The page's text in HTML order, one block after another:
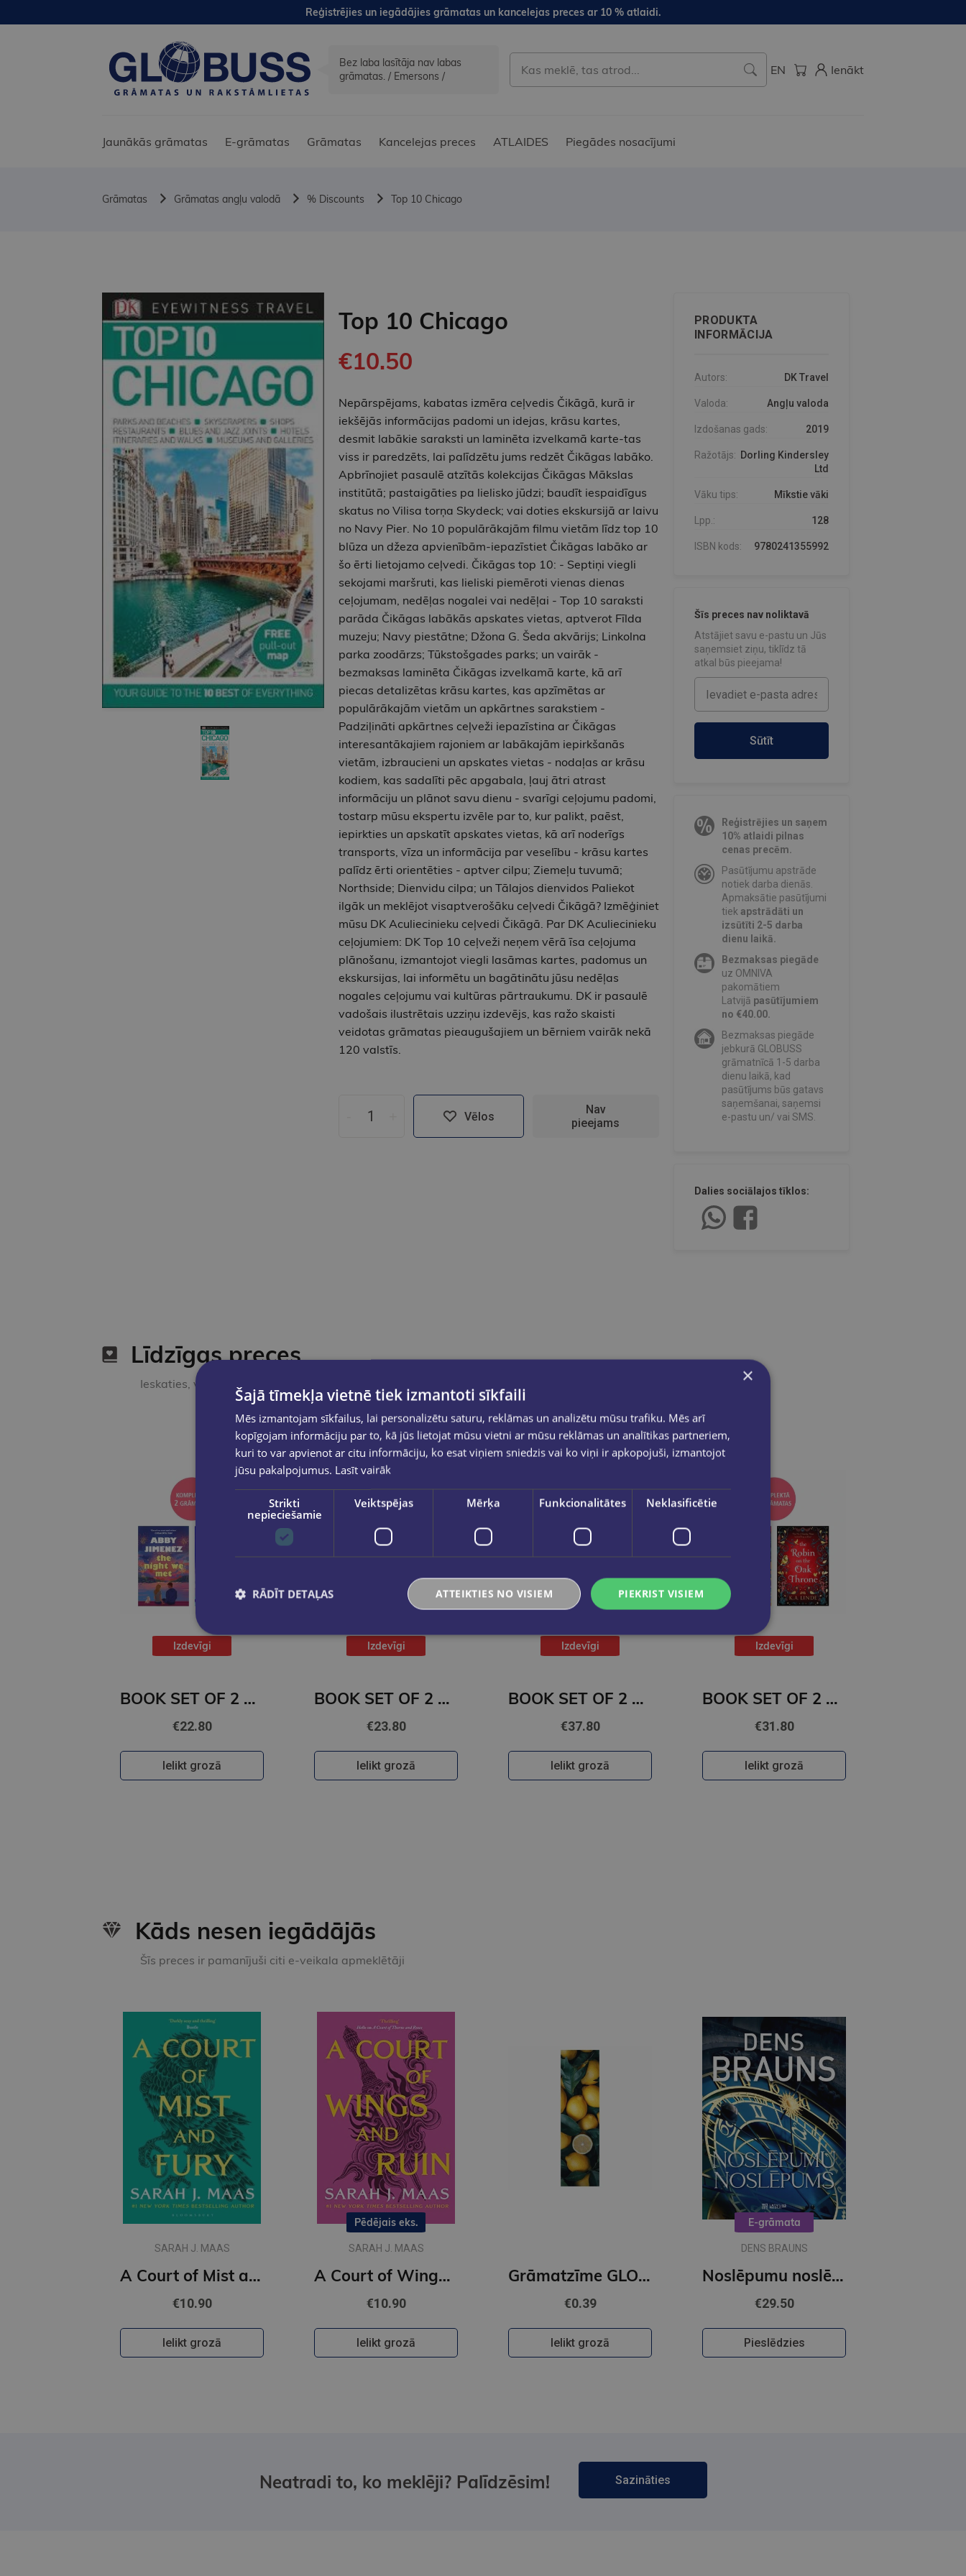
Reģistrējies un iegādājies grāmatas un kancelejas preces ar 10 % atlaidi.
Bez laba lasītāja nav labas
grāmatas. / Emersons /
EN Ienākt
Jaunākās grāmatas E-grāmatas Grāmatas Kancelejas preces ATLAIDES Piegādes nosacījumi
Grāmatas Grāmatas angļu valodā % Discounts Top 10 Chicago
Top 10 Chicago
€10.50
Nepārspējams, kabatas izmēra ceļvedis Čikāgā, kurā ir
iekšējās informācijas padomi un idejas, krāsu kartes,
desmit labākie saraksti un laminēta izvelkamā karte-tas
viss ir paredzēts, lai palīdzētu jums redzēt Čikāgas labāko.
Apbrīnojiet pasaulē atzītās kolekcijas Čikāgas Mākslas
institūtā; pastaigāties pa lielisko jūdzi; baudīt iespaidīgus
skatus no Vilisa torņa Skydeck; vai doties ekskursijā ar laivu
no Navy Pier. No 10 populārākajām filmu vietām līdz top 10
blūza un džeza apvienībām-iepazīstiet Čikāgas labāko ar
šo ērti lietojamo ceļvedi. Čikāgas top 10: - Septiņi viegli
sekojami maršruti, kas lieliski piemēroti vienas dienas
ceļojumam, nedēļas nogalei vai nedēļai - Top 10 saraksti
parāda Čikāgas labākās apskates vietas, aptverot Fīlda
muzeju; Navy piestātne; Džona G. Šeda akvārijs; Linkolna
parka zoodārzs; Tūkstošgades parks; un vairāk -
bezmaksas laminēta Čikāgas izvelkamā karte, kā arī
piecas detalizētas krāsu kartes, kas apzīmētas ar
populārākajām vietām un apkārtnes sarakstiem -
Padziļināti apkārtnes ceļveži iepazīstina ar Čikāgas
interesantākajiem rajoniem ar labākajām iepirkšanās
vietām, izbraucieni un apskates vietas - nodaļas ar krāsu
kodiem, kas sadalīti pēc apgabala, ļauj ātri atrast
informāciju un plānot savu dienu - svarīgi ceļojumu padomi,
tostarp mūsu ekspertu izvēle par to, kur palikt, paēst,
iepirkties un apskatīt apskates vietas, kā arī noderīgs
transports, vīza un informācija par veselību - krāsu kartes
palīdz ērti orientēties - aptver cilpu; Ziemeļu tuvumā;
Northside; Dienvidu cilpa; un Tālajos dienvidos Paliekot
ilgāk un meklējot visaptverošāku ceļvedi Čikāgā? Izmēģiniet
mūsu DK Aculiecinieku ceļvedi Čikāgā. Par DK Aculiecinieku
ceļojumiem: DK Top 10 ceļveži neņem vērā īsa ceļojuma
plānošanu, izmantojot viegli lasāmas kartes, padomus un
ekskursijas, lai informētu un bagātinātu jūsu nedēļas
nogales ceļojumu vai kultūras pārtraukumu. DK ir pasaulē
vadošais ilustrētais uzziņu izdevējs, kas ražo skaisti
veidotas grāmatas pieaugušajiem un bērniem vairāk nekā
120 valstīs.
Vēlos
Nav
pieejams
PRODUKTA
INFORMĀCIJA
Autors: DK Travel
Valoda: Angļu valoda
Izdošanas gads: 2019
Ražotājs: Dorling Kindersley
Ltd
Vāku tips: Mīkstie vāki
Lpp.: 128
ISBN kods: 9780241355992
Šīs preces nav noliktavā
Atstājiet savu e-pastu un Jūs
saņemsiet ziņu, tiklīdz tā
atkal būs pieejama!
Sūtīt
Reģistrējies un saņem
10% atlaidi pilnas
cenas precēm.
Pasūtījumu apstrāde
notiek darba dienās.
Apmaksātie pasūtījumi
tiekapstrādāti un
izsūtīti 2-5 darba
dienu laikā.
Bezmaksas piegāde
uz OMNIVA
pakomātiem
Latvijā pasūtījumiem
no €40.00.
Bezmaksas piegāde
jebkurā GLOBUSS
grāmatnīcā 1-5 darba
dienu laikā, kad
pasūtījums būs gatavs
saņemšanai, saņemsi
e-pastu un/ vai SMS.
Dalies sociālajos tīklos:
Līdzīgas preces
Ieskaties, varbūt noder
Izdevīgi
BOOK SET OF 2 Titles: The Night We Met + Two Can Play
€22.80
Ielikt grozā
Izdevīgi
BOOK SET OF 2 Titles: It Ends With Us + It Starts with Us
€23.80
Ielikt grozā
Izdevīgi
BOOK SET OF 2 Titles: Alchemy of Secrets + Wild Reverence
€37.80
Ielikt grozā
Izdevīgi
BOOK SET OF 2 Titles: Among the Burning Flowers + The Robin on the Oak Throne
€31.80
Ielikt grozā
Kāds nesen iegādājās
Šīs preces ir pamanījuši citi e-veikala apmeklētāji
SARAH J. MAAS
A Court of Mist and Fury : 2
€10.90
Ielikt grozā
Pēdējais eks.
SARAH J. MAAS
A Court of Wings and Ruin : 3
€10.90
Ielikt grozā
Grāmatzīme GLOBUSS - Citroni
€0.39
Ielikt grozā
E-grāmata
DENS BRAUNS
Noslēpumu noslēpums (e-grāmata)
€29.50
Pieslēdzies
Neatradi to, ko meklēji? Palīdzēsim! Sazināties
×
Šajā tīmekļa vietnē tiek izmantoti sīkfaili
Mēs izmantojam sīkfailus, lai personalizētu saturu, reklāmas un analizētu mūsu trafiku. Mēs arī
kopīgojam informāciju par to, kā jūs lietojat mūsu vietni ar mūsu reklāmas un analītikas partneriem,
kuri to var apvienot ar citu informāciju, ko esat viņiem sniedzis vai ko viņi ir apkopojuši, izmantojot
jūsu pakalpojumus. Lasīt vairāk
Strikti
nepieciešamie
Veiktspējas Mērķa Funkcionalitātes Neklasificētie
PIEKRIST VISIEM
ATTEIKTIES NO VISIEM
RĀDĪT DETAĻAS